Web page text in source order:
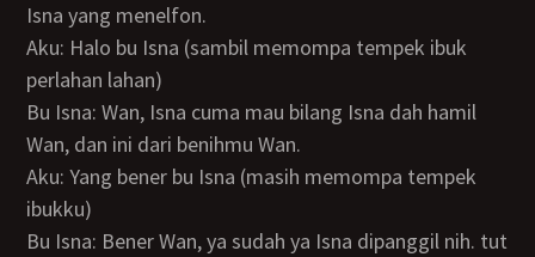
Isna yang menelfon.
Aku: Halo bu Isna (sambil memompa tempek ibuk
perlahan lahan)
Bu Isna: Wan, Isna cuma mau bilang Isna dah hamil
Wan, dan ini dari benihmu Wan.
Aku: Yang bener bu Isna (masih memompa tempek
ibukku)
Bu Isna: Bener Wan, ya sudah ya Isna dipanggil nih. tut